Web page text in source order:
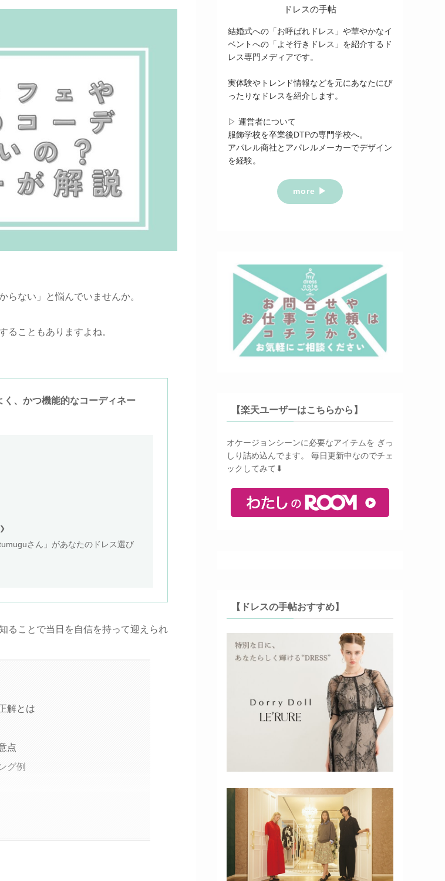
らない」と悩んでいませんか。
ることもありますよね。
く、かつ機能的なコーディネー
❯
さん」があなたのドレス選び
ることで当日を自信を持って迎えられ
解とは
点
グ例
ドレスの手帖
結婚式への「お呼ばれドレス」や華やかなイ
ベントへの「よそ行きドレス」を紹介するド
レス専門メディアです。
実体験やトレンド情報などを元にあなたにぴ
ったりなドレスを紹介します。
▷ 運営者について
服飾学校を卒業後DTPの専門学校へ。
アパレル商社とアパレルメーカーでデザイン
を経験。
more ▶︎
【楽天ユーザーはこちらから】
オケージョンシーンに必要なアイテムを ぎっ
しり詰め込んでます。 毎日更新中なのでチェ
ックしてみて⬇︎
【ドレスの手帖おすすめ】